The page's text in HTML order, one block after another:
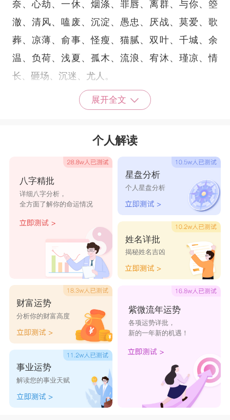
奈、心劫、一休、烟涤、罪唇、离群、与你、箜
澈、清风、嗑废、沉淀、愚忠、厌战、莫爱、歌
葬、凉薄、俞事、怪瘦、猫腻、双叶、千城、余
温、负荷、浅夏、孤木、流浪、宥沐、瑾凉、情
长、砸场、沉迷、尤人。
独特简单的网名有好寓意的有：如初、孤狼、
逆天、浅念、白柏、孤城、栀晴、遇見、尘醉、独
夏、酒客、冰尘、荒途、祈风、归处、槿栀、烟
徒、妄念、晴栀°、夏墨、陌殇、语季、夏木、惜
缘、深栀、浣歌、御守、累觉i、糜拥、槑孒、勾
欢、蜉蝣、小曈、傲寒、若兮、殇璃、予笙、西
瑶、入怹、余梦`、凉笙、嫑怹、后来、忆殇、殇
璃、安好、祭语。
展开全文
个人解读
八字精批
详细八字分析，
全方面了解你的命运情况
财富运势
分析你的财富高度
事业运势
解读您的事业天赋
星盘分析
个人星盘分析
姓名详批
揭秘姓名吉凶
紫微流年运势
各项运势详批，
新的一年新的机遇！